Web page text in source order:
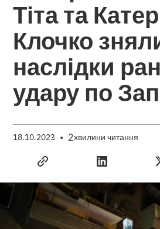
Тіта та
Клочко
наслідки
удару по
18.10.2023 • 2хвилини читання